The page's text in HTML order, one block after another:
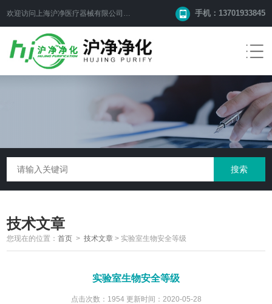
欢迎访问上海沪净医疗器械有限公司网站！ 手机：13701933845
技术文章
您现在的位置：首页 >技术文章 > 实验室生物安全等级
实验室生物安全等级
点击次数：1954 更新时间：2020-05-28